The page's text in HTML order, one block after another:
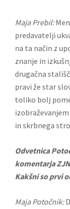
Maja Prebil:
predavatelji
na ta način z
znanje in
drugačna
pravi že star
toliko bolj
in skrbnega
Odvetnica
komentarja
Kakšni so prvi
Maja Potočnik: